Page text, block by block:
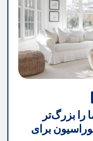
را بزرگ‌تر
برای